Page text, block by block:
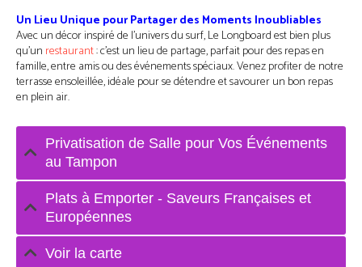
Un Lieu Unique pour Partager des Moments Inoubliables
Avec un décor inspiré de l’univers du surf, Le Longboard est bien plus
qu’un restaurant: c’est un lieu de partage, parfait pour des repas en
famille, entre amis ou des événements spéciaux. Venez profiter de notre
terrasse ensoleillée, idéale pour se détendre et savourer un bon repas
en plein air.
Privatisation de Salle pour Vos Événements
au Tampon
Plats à Emporter - Saveurs Françaises et
Européennes
Voir la carte